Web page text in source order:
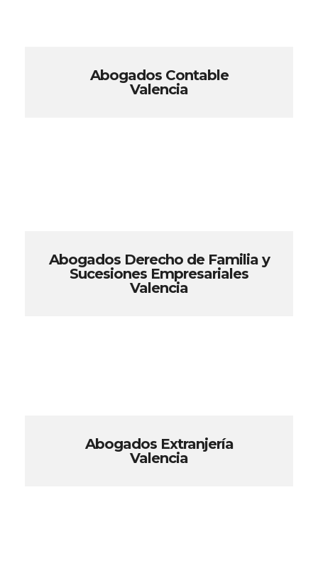
Abogados Contable
Valencia
Abogados Derecho de Familia y
Sucesiones Empresariales
Valencia
Abogados Extranjería
Valencia